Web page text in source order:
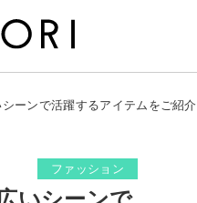
ーンで活躍するアイテムをご紹介
ファッション